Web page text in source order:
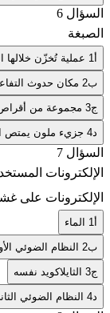
السؤال 6
الصبغة
1 عملية تُخزّن خلالها الطاقة في الجزيئات العضوية
ب2 مكان حدوث التفاعلات الضوئية
ج3 مجموعة من أقراص الثايلاكويد
4 جزيء ملون يمتص الضوء
السؤال 7
الإلكترونات على
1 الماء
ب2 النظام الضوئي الأول
ج3 الثايلاكويد نفسه
4 النظام الضوئي الثاني